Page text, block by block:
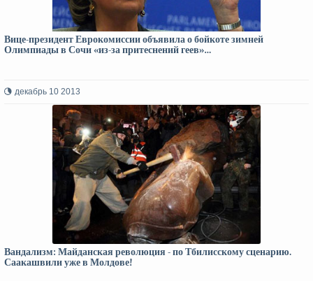
Вице-президент Еврокомиссии объявила о бойкоте зимней
Олимпиады в Сочи «из-за притеснений геев»…
декабрь 10 2013
Вандализм: Майданская революция - по Тбилисскому сценарию.
Саакашвили уже в Молдове!